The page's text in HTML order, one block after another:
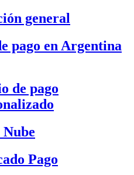
general
pago en Argentina
de pago
Nube
Pago